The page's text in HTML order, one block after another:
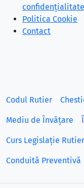
confidențialitate
Politica Cookie
Contact
Codul Rutier
Mediu de Învățare
Curs Legislație
Conduită Preventivă